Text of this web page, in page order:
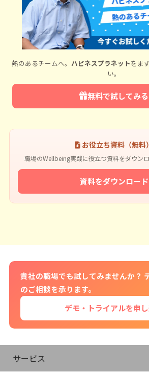
熱のあるチームへ。 ハピネスプラネットをま
い。
無料で試してみる
お役立ち資料（無料）
職場のWellbeing実践に役立つ資料をダウンロ
資料をダウンロード
貴社の職場でも試してみませんか？
のご相談を承ります。
デモ・トライアルを申
サービス